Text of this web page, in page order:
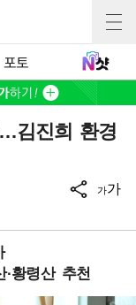
포토
김진희 환경
가가
황령산 추천